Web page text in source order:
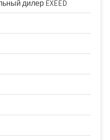
дилер EXEED